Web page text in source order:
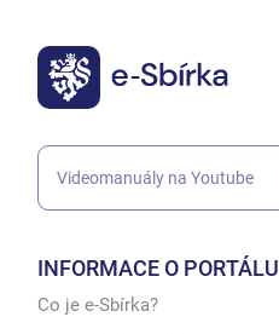
Videomanuály na Youtube
INFORMACE O PORTÁLU
Co je e-Sbírka?